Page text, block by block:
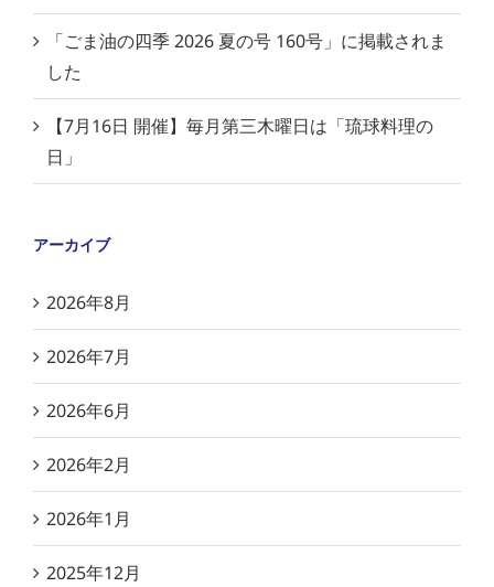
「ごま油の四季 2026 夏の号 160号」に掲載されま
した
【7月16日 開催】毎月第三木曜日は「琉球料理の
日」
アーカイブ
2026年8月
2026年7月
2026年6月
2026年2月
2026年1月
2025年12月